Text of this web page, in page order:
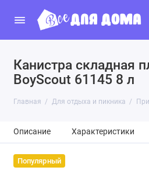
Канистра складная
BoyScout 61145 8 л
Главная Для отдыха и пикника
Описание Характеристики
Популярный